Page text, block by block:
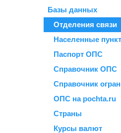
Базы данных
Отделения связи
Населенные
Паспорт ОПС
Справочник ОПС
Справочник
ОПС на pochta.ru
Страны
Курсы валют